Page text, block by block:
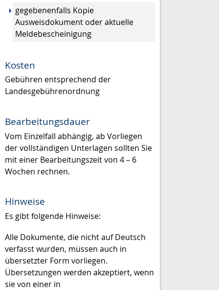
gegebenenfalls Kopie
Ausweisdokument oder aktuelle
Meldebescheinigung
Kosten
Gebühren entsprechend der
Landesgebührenordnung
Bearbeitungsdauer
Vom Einzelfall abhängig, ab Vorliegen
der vollständigen Unterlagen sollten Sie
mit einer Bearbeitungszeit von 4 – 6
Wochen rechnen.
Hinweise
Es gibt folgende Hinweise:
Alle Dokumente, die nicht auf Deutsch
verfasst wurden, müssen auch in
übersetzter Form vorliegen.
Übersetzungen werden akzeptiert, wenn
sie von einer in